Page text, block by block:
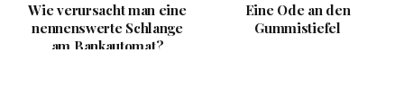
Wie verursacht man eine
nennenswerte Schlange
am Bankautomat?
Eine Ode an den
Gummistiefel